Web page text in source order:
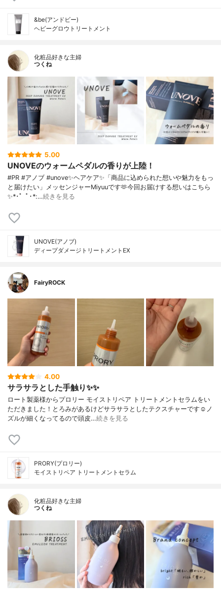
&be(アンドビー)
ヘビーグロウトリートメント
化粧品好きな主婦
つくね
5.00
UNOVEのウォームペダルの香りが上陸！
#PR #アノブ #unove✨ヘアケア✨「商品に込められた想いや魅力をもっ
と届けたい」メッセンジャーMiyuuです🫶今回お届けする想いはこちら
✨*･゜ﾟ･*:…続きを見る
UNOVE(アノブ)
ディープダメージトリートメントEX
FairyROCK
4.00
サラサラとした手触り✨✨
ロート製薬様からプロリー モイストリペア トリートメントセラムをい
ただきました！とろみがあるけどサラサラとしたテクスチャーです☺︎︎ノ
ズルが細くなってるので頭皮…続きを見る
PRORY(プロリー)
モイストリペア トリートメントセラム
化粧品好きな主婦
つくね